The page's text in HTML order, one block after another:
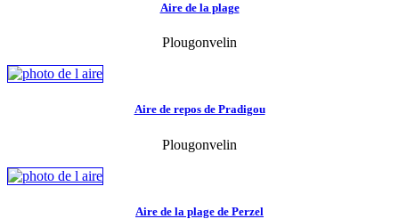
Aire de la plage
Plougonvelin
Aire de repos de Pradigou
Plougonvelin
Aire de la plage de Perzel